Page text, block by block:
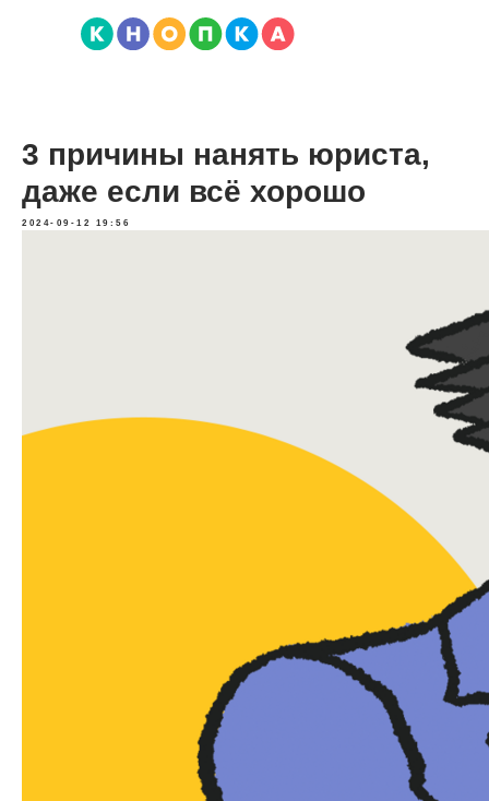
3 причины нанять юриста,
даже если всё хорошо
2024-09-12 19:56